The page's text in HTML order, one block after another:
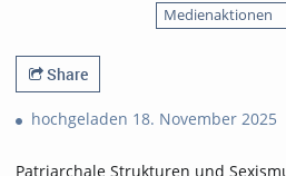
Medienaktionen
Share
hochgeladen 18. November 2025
Patriarchale Strukturen und